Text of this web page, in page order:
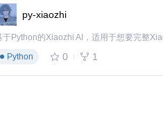
py-xiaozhi
Python
0 1